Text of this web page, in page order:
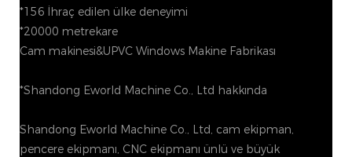
*156 İhraç edilen ülke deneyimi
*20000 metrekare
Cam makinesi&UPVC Windows Makine Fabrikası
*Shandong Eworld Machine Co., Ltd hakkında
Shandong Eworld Machine Co., Ltd, cam ekipman,
pencere ekipmanı, CNC ekipmanı ünlü ve büyük